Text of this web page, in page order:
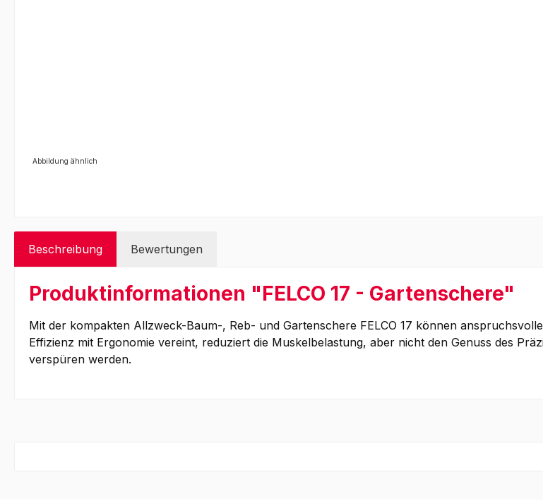
Abbildung ähnlich
Beschreibung Bewertungen
Produktinformationen "FELCO 17 - Gartenschere"
Mit der kompakten Allzweck-Baum-, Reb- und Gartenschere FELCO 17 können
Effizienz mit Ergonomie vereint, reduziert die Muskelbelastung, aber nicht den Genuss des
verspüren werden.